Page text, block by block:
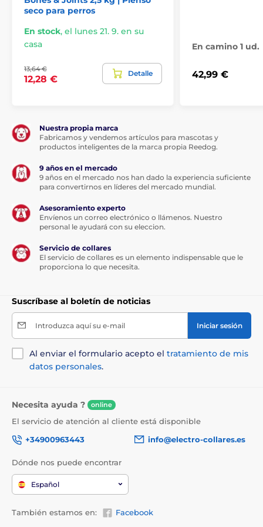
col fresca, espinacas frescas, hojas frescas de nabo,
hojas frescas de remolacha roja, arándanos frescos,
moras frescas, frutos frescos del saúco, cúrcuma,
cardo mariano, raíz de bardana, lavanda, raíz de
malvavisco, escaramujos.
Componentes analíticos:
1 %, DHA 0,3 %, EPA 0,3 %, glucosamina 1400 mg/kg,
condroitina 900 mg/kg.
aceites vegetales: 121 mg, ácido cítrico: 40 mg. Aditivos
sensoriales: extracto de romero: 80 mg. Aditivos
nutricionales: 3a890 Cloruro de colina (colina): 700 mg,
Vitamina B1: 25mg, 3a841 Vitamina B5: 8mg, 3a831
Vitamina B6: 7,5mg, 3a672a Vitamina A: 3750 IU, 3a671
Vitamina D3: 500 IU, 3a700 Vitamina E: 50 IU. Aditivos
10415 2,2x106 CFU.
3 660 kcal/kg.
seco para perros
En stock, el lunes 21. 9. en su
casa
13,64 €
12,28 €
Detalle
En camino 1 ud.
42,99 €
Nuestra propia marca
Fabricamos y vendemos artículos para mascotas y
productos inteligentes de la marca propia Reedog.
9 años en el mercado
9 años en el mercado nos han dado la experiencia suficiente
para convertirnos en líderes del mercado mundial.
Asesoramiento experto
Envíenos un correo electrónico o llámenos. Nuestro
personal le ayudará con su eleccion.
Servicio de collares
El servicio de collares es un elemento indispensable que le
proporciona lo que necesita.
Suscríbase al boletín de noticias
Introduzca aquí su e-mail Iniciar sesión
Al enviar el formulario acepto el tratamiento de mis
datos personales.
Necesita ayuda ? online
El servicio de atención al cliente está disponible
+34900963443
info@electro-collares.es
Dónde nos puede encontrar
Español
También estamos en: Facebook